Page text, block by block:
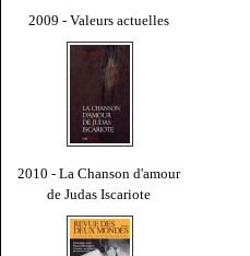
2009 - Valeurs actuelles
2010 - La Chanson d'amour
de Judas Iscariote